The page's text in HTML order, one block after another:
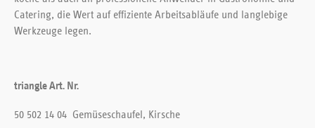
Catering, die Wert auf effiziente Arbeitsabläufe und langlebige
Werkzeuge legen.
triangle Art. Nr.
50 502 14 04 Gemüseschaufel, Kirsche